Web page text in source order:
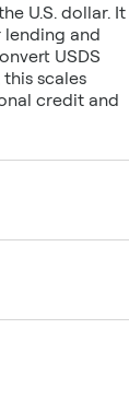
U.S. dollar. It
and
USDS
scales
credit and